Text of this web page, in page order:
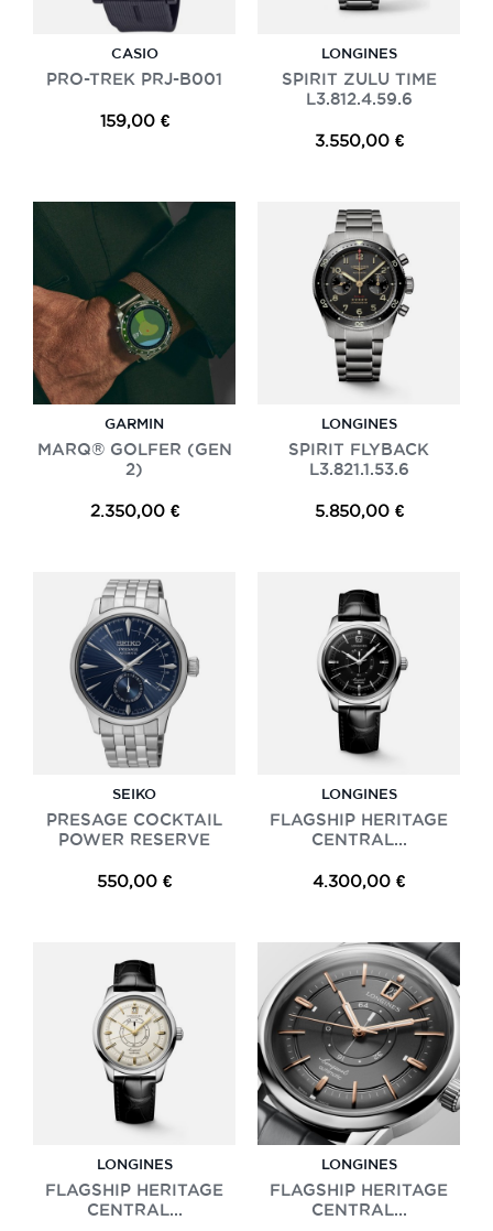
CASIO
PRO-TREK PRJ-B001
159,00 €
LONGINES
SPIRIT ZULU TIME
L3.812.4.59.6
3.550,00 €
GARMIN
MARQ® GOLFER (GEN
2)
2.350,00 €
LONGINES
SPIRIT FLYBACK
L3.821.1.53.6
5.850,00 €
SEIKO
PRESAGE COCKTAIL
POWER RESERVE
550,00 €
LONGINES
FLAGSHIP HERITAGE
CENTRAL...
4.300,00 €
LONGINES
FLAGSHIP HERITAGE
CENTRAL...
LONGINES
FLAGSHIP HERITAGE
CENTRAL...